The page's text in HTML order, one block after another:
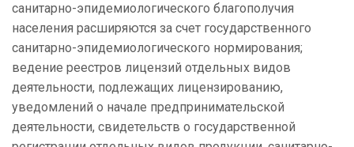
санитарно-эпидемиологического благополучия
населения расширяются за счет государственного
санитарно-эпидемиологического нормирования;
ведение реестров лицензий отдельных видов
деятельности, подлежащих лицензированию,
уведомлений о начале предпринимательской
деятельности, свидетельств о государственной